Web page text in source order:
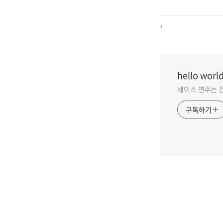
,
hello world
베이스 연주는
구독하기